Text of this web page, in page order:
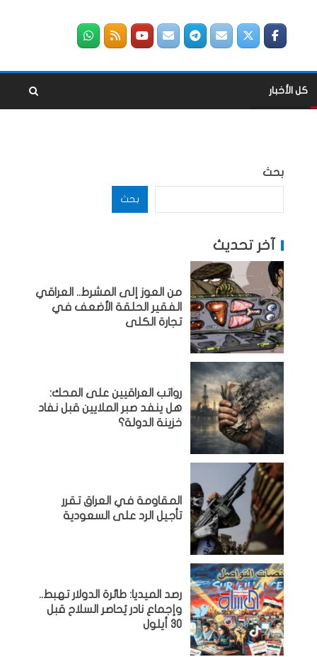
كل الأخبار
بحث
بحث
آخر تحديث
من العوز إلى المشرط.. العراقي
الفقير الحلقة الأضعف في
تجارة الكلى
رواتب العراقيين على المحك:
هل ينفد صبر الملايين قبل نفاد
خزينة الدولة؟
المقاومة في العراق تقرر
تأجيل الرد على السعودية
رصد الميديا: طائرة الدولار تهبط..
وإجماع نادر يُحاصر السلاح قبل
30 أيلول